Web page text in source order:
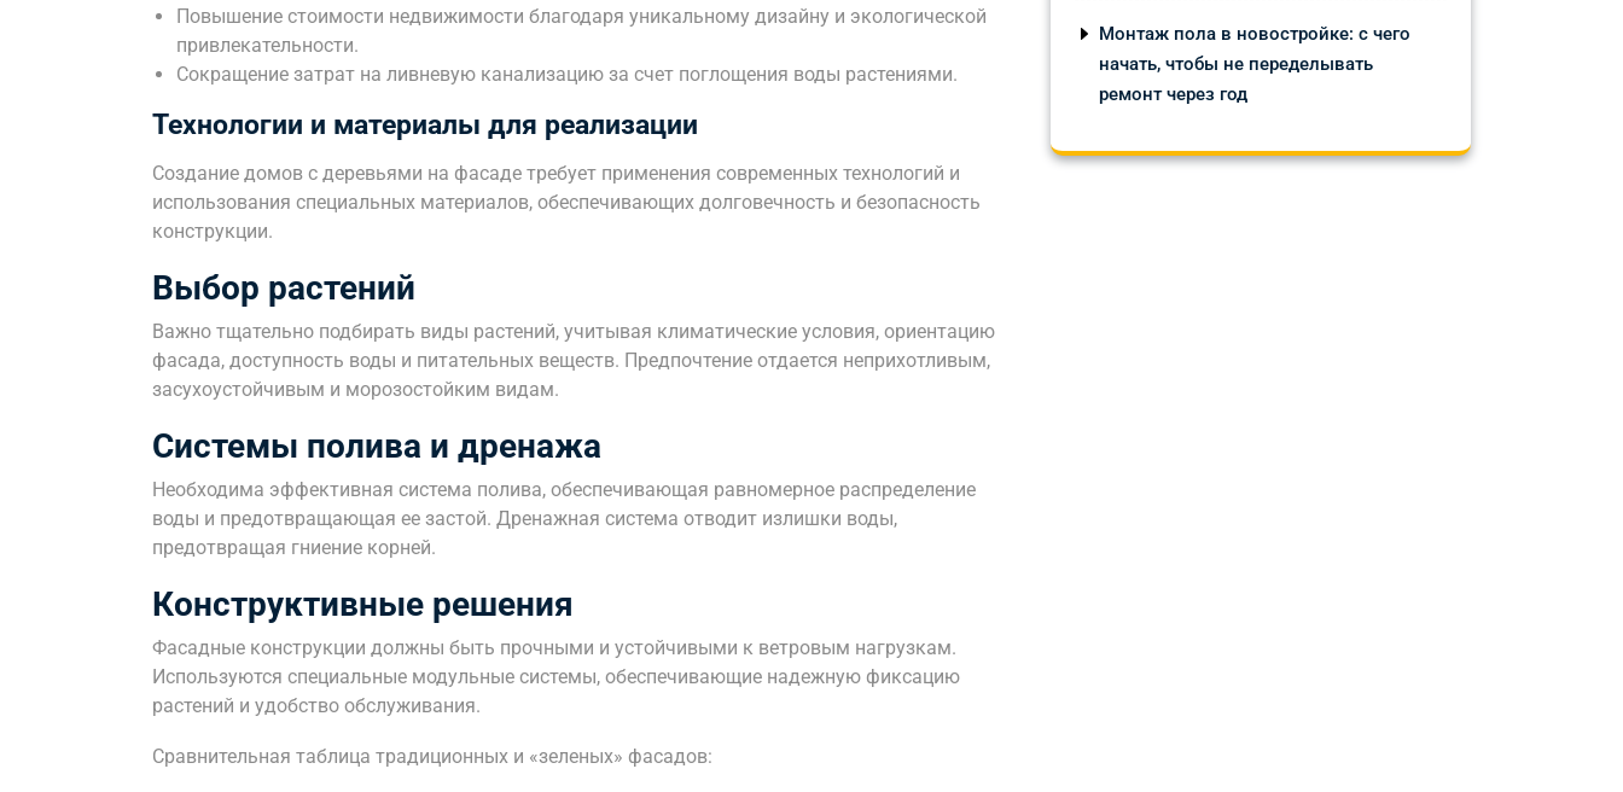
Повышение стоимости недвижимости благодаря уникальному дизайну и экологической
привлекательности.
Сокращение затрат на ливневую канализацию за счет поглощения воды растениями.
Технологии и материалы для реализации
Создание домов с деревьями на фасаде требует применения современных технологий и
использования специальных материалов, обеспечивающих долговечность и безопасность
конструкции.
Выбор растений
Важно тщательно подбирать виды растений, учитывая климатические условия, ориентацию
фасада, доступность воды и питательных веществ. Предпочтение отдается неприхотливым,
засухоустойчивым и морозостойким видам.
Системы полива и дренажа
Необходима эффективная система полива, обеспечивающая равномерное распределение
воды и предотвращающая ее застой. Дренажная система отводит излишки воды,
предотвращая гниение корней.
Конструктивные решения
Фасадные конструкции должны быть прочными и устойчивыми к ветровым нагрузкам.
Используются специальные модульные системы, обеспечивающие надежную фиксацию
растений и удобство обслуживания.
Сравнительная таблица традиционных и «зеленых» фасадов:
Монтаж пола в новостройке: с чего
начать, чтобы не переделывать
ремонт через год